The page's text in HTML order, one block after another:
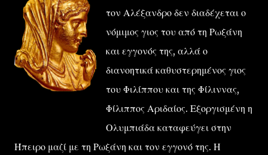
τον Αλέξανδρο δεν διαδέχεται ο
νόμιμος γιος του από τη Ρωξάνη
και εγγονός της, αλλά ο
διανοητικά καθυστερημένος γιος
του Φιλίππου και της Φίλιννας,
Φίλιππος Αριδαίος. Εξοργισμένη η
Ολυμπιάδα καταφεύγει στην
Ήπειρο μαζί με τη Ρωξάνη και τον εγγονό της. Η